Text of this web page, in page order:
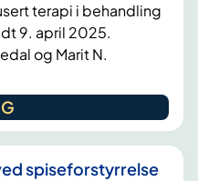
terapi i behandling
9. april 2025.
og Marit N.
spiseforstyrrelse